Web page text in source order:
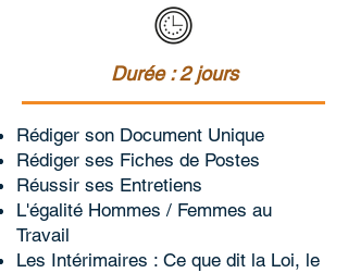
Durée : 2 jours
Rédiger son Document Unique
Rédiger ses Fiches de Postes
Réussir ses Entretiens
L'égalité Hommes / Femmes au
Travail
Les Intérimaires : Ce que dit la Loi, le